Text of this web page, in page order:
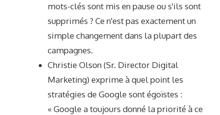
mots-clés sont mis en pause ou s'ils sont
supprimés ? Ce n'est pas exactement un
simple changement dans la plupart des
campagnes.
Christie Olson(Sr. Director Digital
Marketing) exprime à quel point les
stratégies de Google sont égoïstes :
« Google a toujours donné la priorité à ce